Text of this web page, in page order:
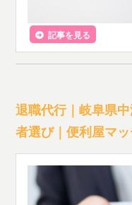
記事を見る
退職代行｜岐阜県
者選び｜便利屋マ